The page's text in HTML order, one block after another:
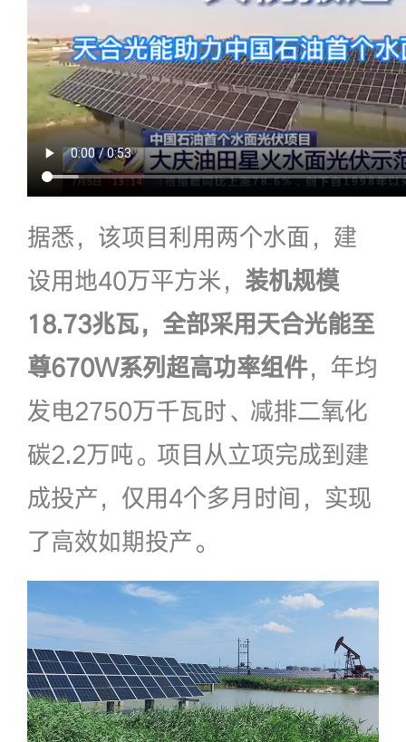
据悉，该项目利用两个水面，建
设用地40万平方米， 装机规模
18.73兆瓦，全部采用天合光能至
尊670W系列超高功率组件，年均
发电2750万千瓦时、减排二氧化
碳2.2万吨。项目从立项完成到建
成投产，仅用4个多月时间，实现
了高效如期投产。